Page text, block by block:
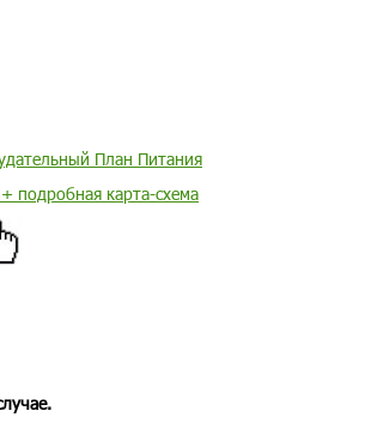
План Питания
подробная карта-схема